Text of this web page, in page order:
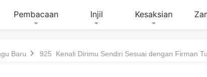
Pembacaan Injil Kesaksian
Baru 925 Kenali Dirimu Sendiri Sesuai dengan Firman